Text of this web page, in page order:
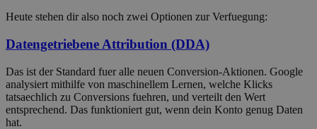
Heute stehen dir also noch zwei Optionen zur Verfuegung:
Datengetriebene Attribution (DDA)
Das ist der Standard fuer alle neuen Conversion-Aktionen. Google
analysiert mithilfe von maschinellem Lernen, welche Klicks
tatsaechlich zu Conversions fuehren, und verteilt den Wert
entsprechend. Das funktioniert gut, wenn dein Konto genug Daten
hat.